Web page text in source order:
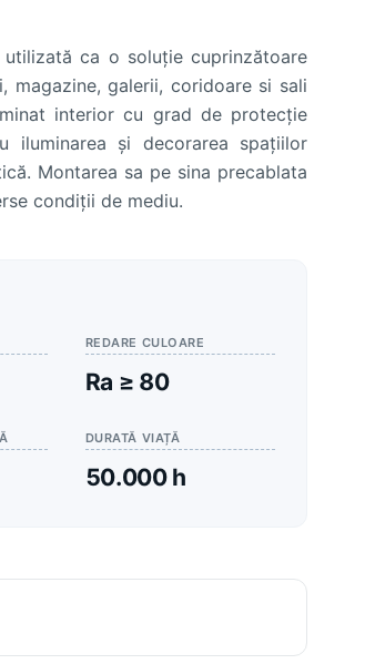
ca o soluție cuprinzătoare
magazine, galerii, coridoare si sali
interior cu grad de protecție
iluminarea și decorarea spațiilor
Montarea sa pe sina precablata
condiții de mediu.
REDARE CULOARE
Ra ≥ 80
DURATĂ VIAȚĂ
50.000 h